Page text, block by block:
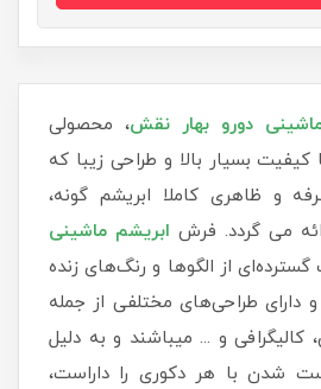
دورو بهار نقش، محصولی
بسیار بالا و طراحی زیبا که
و ظاهری کاملا ابریشم گونه،
می گردد. فرش ابریشم ماشینی
از الگوها و رنگ‌های زنده
دارای طراحی‌های مختلفی از جمله
و ... میباشند و به دلیل
شدن با هر دکوری را داراست،